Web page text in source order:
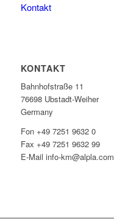
Kontakt
KONTAKT
Bahnhofstraße 11
76698 Ubstadt-Weiher
Germany
Fon +49 7251 9632 0
Fax +49 7251 9632 99
E-Mail info-km@alpla.com